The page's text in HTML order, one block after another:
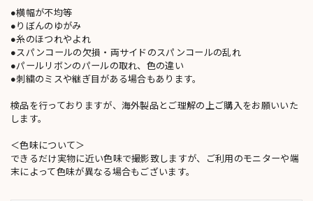
●横幅が不均等
●りぼんのゆがみ
●糸のほつれやよれ
●スパンコールの欠損・両サイドのスパンコールの乱れ
●パールリボンのパールの取れ、色の違い
●刺繍のミスや継ぎ目がある場合もあります。
検品を行っておりますが、海外製品とご理解の上ご購入をお願いいた
します。
＜色味について＞
できるだけ実物に近い色味で撮影致しますが、ご利用のモニターや端
末によって色味が異なる場合もございます。